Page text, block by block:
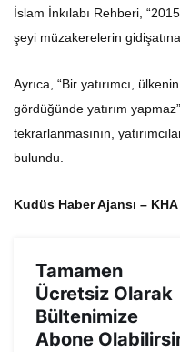
İslam İnkılabı Rehberi,
şeyi müzakerelerin
Ayrıca, “Bir yatırımcı,
gördüğünde yatırım
tekrarlanmasının,
bulundu.
Kudüs Haber Ajansı – KHA
Tamamen
Ücretsiz Olarak
Bültenimize
Abone